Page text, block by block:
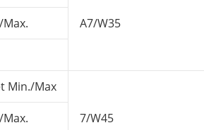
A7/W35
Min./Max
7/W45